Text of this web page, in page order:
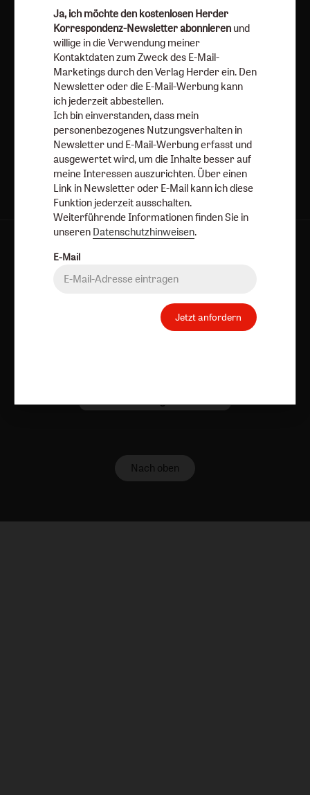
ausschalten.
Weiterführende Informationen finden Sie in unseren
Datenschutzhinweisen
Jetzt anmelden
AGB und Widerrufsbelehrung
Abo online kündigen
Nach oben
Ja, ich möchte den kostenlosen Herder
Korrespondenz-Newsletter abonnieren und
willige in die Verwendung meiner
Kontaktdaten zum Zweck des E-Mail-
Marketings durch den Verlag Herder ein. Den
Newsletter oder die E-Mail-Werbung kann
ich jederzeit abbestellen.
Ich bin einverstanden, dass mein
personenbezogenes Nutzungsverhalten in
Newsletter und E-Mail-Werbung erfasst und
ausgewertet wird, um die Inhalte besser auf
meine Interessen auszurichten. Über einen
Link in Newsletter oder E-Mail kann ich diese
Funktion jederzeit ausschalten.
Weiterführende Informationen finden Sie in
unseren Datenschutzhinweisen.
E-Mail
Jetzt anfordern